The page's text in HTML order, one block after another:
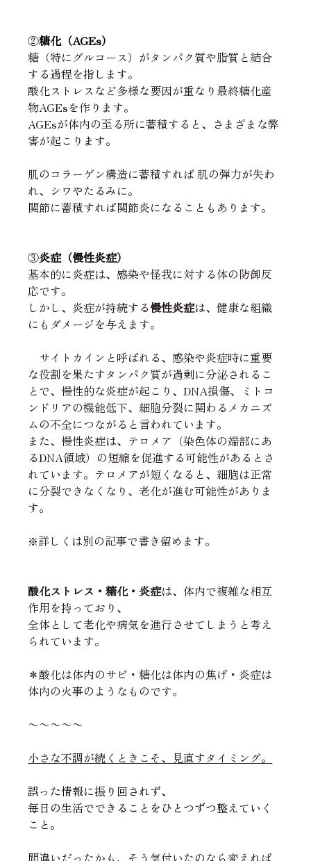
②糖化（AGEs）
糖（特にグルコース）がタンパク質や脂質と結合
する過程を指します。
酸化ストレスなど多様な要因が重なり最終糖化産
物AGEsを作ります。
AGEsが体内の至る所に蓄積すると、さまざまな弊
害が起こります。
肌のコラーゲン構造に蓄積すれば 肌の弾力が失わ
れ、シワやたるみに。
関節に蓄積すれば関節炎になることもあります。
③炎症（慢性炎症）
基本的に炎症は、感染や怪我に対する体の防御反
応です。
しかし、炎症が持続する慢性炎症は、健康な組織
にもダメージを与えます。
サイトカインと呼ばれる、感染や炎症時に重要
な役割を果たすタンパク質が過剰に分泌されるこ
とで、慢性的な炎症が起こり、DNA損傷、ミトコ
ンドリアの機能低下、細胞分裂に関わるメカニズ
ムの不全につながると言われています。
また、慢性炎症は、テロメア（染色体の端部にあ
るDNA領域）の短縮を促進する可能性があるとさ
れています。テロメアが短くなると、細胞は正常
に分裂できなくなり、老化が進む可能性がありま
す。
※詳しくは別の記事で書き留めます。
酸化ストレス・糖化・炎症は、体内で複雑な相互
作用を持っており、
全体として老化や病気を進行させてしまうと考え
られています。
＊酸化は体内のサビ・糖化は体内の焦げ・炎症は
体内の火事のようなものです。
〜〜〜〜〜
小さな不調が続くときこそ、見直すタイミング。
誤った情報に振り回されず、
毎日の生活でできることをひとつずつ整えていく
こと。